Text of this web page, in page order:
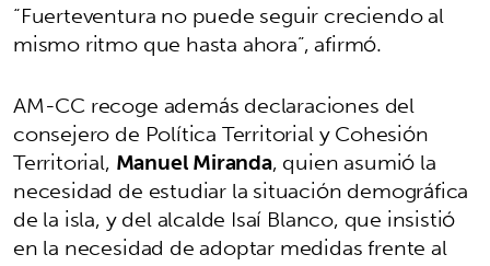
“Fuerteventura no puede seguir creciendo al
mismo ritmo que hasta ahora”, afirmó.
AM-CC recoge además declaraciones del
consejero de Política Territorial y Cohesión
Territorial, Manuel Miranda, quien asumió la
necesidad de estudiar la situación demográfica
de la isla, y del alcalde Isaí Blanco, que insistió
en la necesidad de adoptar medidas frente al